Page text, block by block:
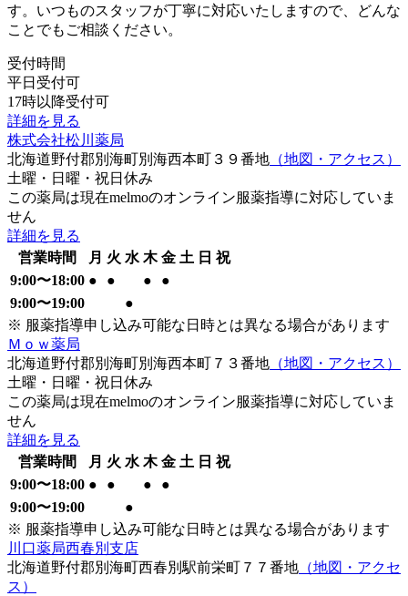
す。いつものスタッフが丁寧に対応いたしますので、どんな
ことでもご相談ください。
受付時間
平日受付可
17時以降受付可
詳細を見る
株式会社松川薬局
北海道野付郡別海町別海西本町３９番地 （地図・アクセス）
土曜・日曜・祝日 休み
この薬局は現在melmoのオンライン服薬指導に対応していま
せん
詳細を見る
営業時間
月 火 水 木 金 土 日 祝
9:00〜18:00 ● ● ●
●
9:00〜19:00
●
※ 服薬指導申し込み可能な日時とは異なる場合があります
Ｍｏｗ薬局
北海道野付郡別海町別海西本町７３番地 （地図・アクセス）
土曜・日曜・祝日 休み
この薬局は現在melmoのオンライン服薬指導に対応していま
せん
詳細を見る
営業時間
月 火 水 木 金 土 日 祝
9:00〜18:00 ● ● ●
●
9:00〜19:00
●
※ 服薬指導申し込み可能な日時とは異なる場合があります
川口薬局西春別支店
北海道野付郡別海町西春別駅前栄町７７番地 （地図・アクセ
ス）